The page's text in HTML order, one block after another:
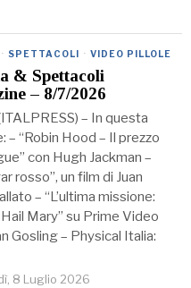
· SPETTACOLI · VIDEO PILLOLE
& Spettacoli
– 8/7/2026
– In questa
– “Robin Hood – Il prezzo
con Hugh Jackman –
rosso”, un film di Juan
– “L’ultima missione:
Mary” su Prime Video
Gosling – Physical Italia:
8 Luglio 2026